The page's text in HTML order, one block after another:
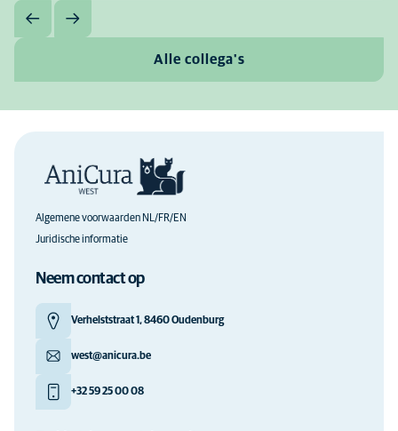
Alle collega's
Algemene voorwaarden NL/FR/EN
Juridische informatie
Neem contact op
Verhelststraat 1, 8460 Oudenburg
west@anicura.be
+32 59 25 00 08